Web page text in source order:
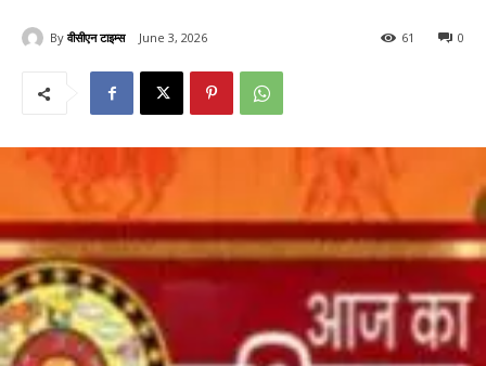
By वीसीएन टाइम्स June 3, 2026 0
61